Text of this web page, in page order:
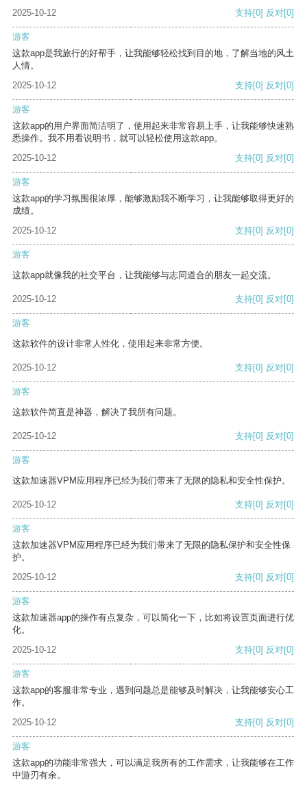
2025-10-12 支持[0] 反对[0]
游客
这款app是我旅行的好帮手，让我能够轻松找到目的地，了解当地的风土
人情。
2025-10-12
支持[0] 反对[0]
游客
这款app的用户界面简洁明了，使用起来非常容易上手，让我能够快速熟
悉操作。我不用看说明书，就可以轻松使用这款app。
2025-10-12
支持[0] 反对[0]
游客
这款app的学习氛围很浓厚，能够激励我不断学习，让我能够取得更好的
成绩。
2025-10-12
支持[0] 反对[0]
游客
这款app就像我的社交平台，让我能够与志同道合的朋友一起交流。
2025-10-12 支持[0] 反对[0]
游客
这款软件的设计非常人性化，使用起来非常方便。
2025-10-12 支持[0] 反对[0]
游客
这款软件简直是神器，解决了我所有问题。
2025-10-12 支持[0] 反对[0]
游客
这款加速器VPM应用程序已经为我们带来了无限的隐私和安全性保护。
2025-10-12 支持[0] 反对[0]
游客
这款加速器VPM应用程序已经为我们带来了无限的隐私保护和安全性保
护。
2025-10-12
支持[0] 反对[0]
游客
这款加速器app的操作有点复杂，可以简化一下，比如将设置页面进行优
化。
2025-10-12
支持[0] 反对[0]
游客
这款app的客服非常专业，遇到问题总是能够及时解决，让我能够安心工
作。
2025-10-12
支持[0] 反对[0]
游客
这款app的功能非常强大，可以满足我所有的工作需求，让我能够在工作
中游刃有余。